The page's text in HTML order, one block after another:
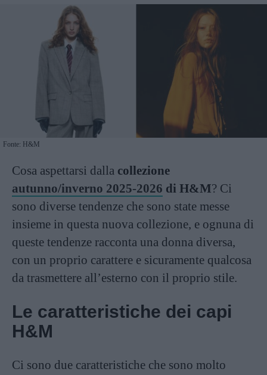
Fonte: H&M
Cosa aspettarsi dalla collezione
autunno/inverno 2025-2026 di H&M? Ci
sono diverse tendenze che sono state messe
insieme in questa nuova collezione, e ognuna di
queste tendenze racconta una donna diversa,
con un proprio carattere e sicuramente qualcosa
da trasmettere all’esterno con il proprio stile.
Le caratteristiche dei capi
H&M
Ci sono due caratteristiche che sono molto